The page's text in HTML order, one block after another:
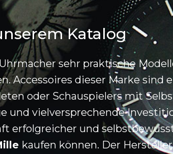
Katalog
sehr praktische
Accessoires dieser Marke sind
oder Schauspielers mit
und vielversprechende
erfolgreicher und
kaufen können. Der